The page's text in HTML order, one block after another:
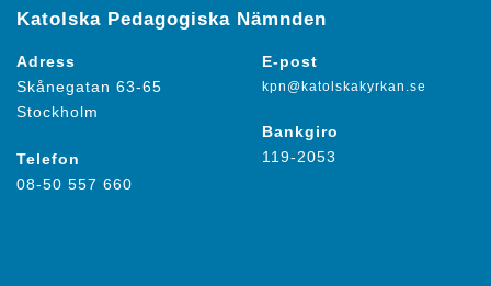
Katolska Pedagogiska Nämnden
Adress
Skånegatan 63-65
Stockholm
Telefon
08-50 557 660
E-post
kpn@katolskakyrkan.se
Bankgiro
119-2053